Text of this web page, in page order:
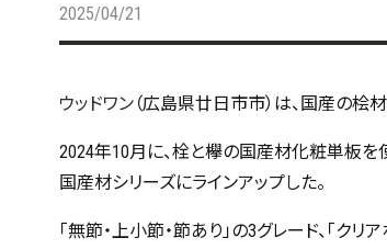
2025/04/21
ウッドワン （広島県廿日市市）は、国産の桧
2024年10月に、栓と欅の国産材化粧単板を
国産材シリーズにラインアップした。
「無節・上小節・節あり」の3グレード、「ク